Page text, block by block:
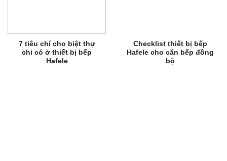
7 tiêu chí cho biệt thự
chỉ có ở thiết bị bếp
Hafele
Checklist thiết bị bếp
Hafele cho căn bếp đồng
bộ